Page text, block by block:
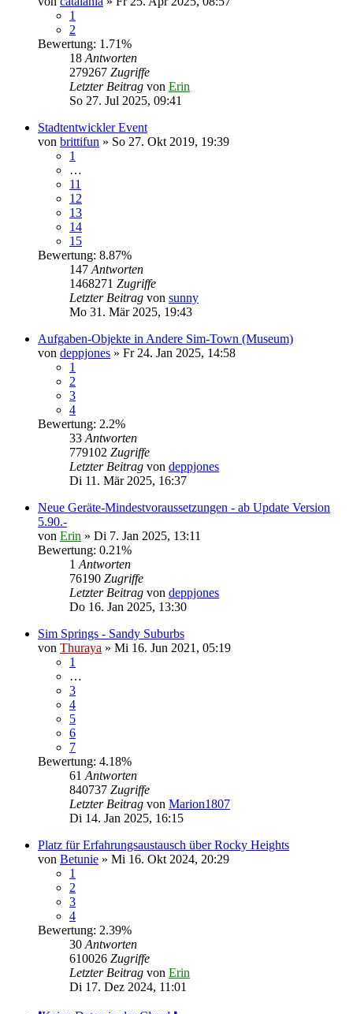
1
2
Bewertung: 1.71%
18Antworten
279267 Zugriffe
Letzter Beitrag von Erin
So 27. Jul 2025, 09:41
Stadtentwickler Event
von brittifun » So 27. Okt 2019, 19:39
1
…
11
12
13
14
15
Bewertung: 8.87%
147Antworten
1468271 Zugriffe
Letzter Beitrag von sunny
Mo 31. Mär 2025, 19:43
Aufgaben-Objekte in Andere Sim-Town (Museum)
von deppjones » Fr 24. Jan 2025, 14:58
1
2
3
4
Bewertung: 2.2%
33Antworten
779102 Zugriffe
Letzter Beitrag von deppjones
Di 11. Mär 2025, 16:37
Neue Geräte-Mindestvoraussetzungen - ab Update Version
5.90.-
von Erin » Di 7. Jan 2025, 13:11
Bewertung: 0.21%
1Antworten
76190 Zugriffe
Letzter Beitrag von deppjones
Do 16. Jan 2025, 13:30
Sim Springs - Sandy Suburbs
von Thuraya » Mi 16. Jun 2021, 05:19
1
…
3
4
5
6
7
Bewertung: 4.18%
61Antworten
840737 Zugriffe
Letzter Beitrag von Marion1807
Di 14. Jan 2025, 16:15
Platz für Erfahrungsaustausch über Rocky Heights
von Betunie » Mi 16. Okt 2024, 20:29
1
2
3
4
Bewertung: 2.39%
30Antworten
610026 Zugriffe
Letzter Beitrag von Erin
Di 17. Dez 2024, 11:01